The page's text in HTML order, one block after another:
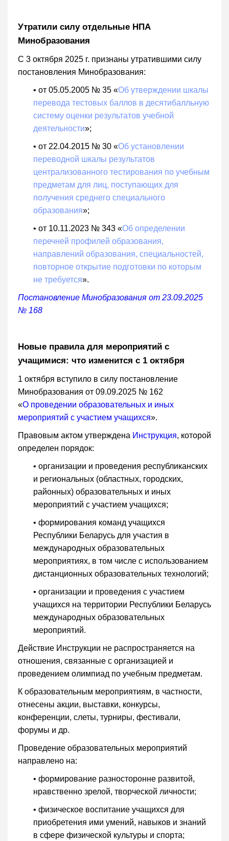
Утратили силу отдельные НПА
Минобразования
С 3 октября 2025 г. признаны утратившими силу
постановления Минобразования:
• от 05.05.2005 № 35 «Об утверждении шкалы
перевода тестовых баллов в десятибалльную
систему оценки результатов учебной
деятельности»;
• от 22.04.2015 № 30 «Об установлении
переводной шкалы результатов
централизованного тестирования по учебным
предметам для лиц, поступающих для
получения среднего специального
образования»;
• от 10.11.2023 № 343 «Об определении
перечней профилей образования,
направлений образования, специальностей,
повторное открытие подготовки по которым
не требуется».
Постановление Минобразования от 23.09.2025
№ 168
Новые правила для мероприятий с
учащимися: что изменится с 1 октября
1 октября вступило в силу постановление
Минобразования от 09.09.2025 № 162
«О проведении образовательных и иных
мероприятий с участием учащихся».
Правовым актом утверждена Инструкция, которой
определен порядок:
• организации и проведения республиканских
и региональных (областных, городских,
районных) образовательных и иных
мероприятий с участием учащихся;
• формирования команд учащихся
Республики Беларусь для участия в
международных образовательных
мероприятиях, в том числе с использованием
дистанционных образовательных технологий;
• организации и проведения с участием
учащихся на территории Республики Беларусь
международных образовательных
мероприятий.
Действие Инструкции не распространяется на
отношения, связанные с организацией и
проведением олимпиад по учебным предметам.
К образовательным мероприятиям, в частности,
отнесены акции, выставки, конкурсы,
конференции, слеты, турниры, фестивали,
форумы и др.
Проведение образовательных мероприятий
направлено на:
• формирование разносторонне развитой,
нравственно зрелой, творческой личности;
• физическое воспитание учащихся для
приобретения ими умений, навыков и знаний
в сфере физической культуры и спорта;